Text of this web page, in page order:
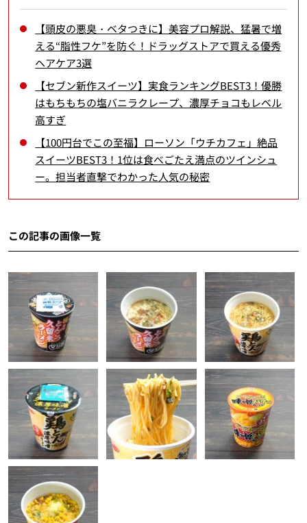
【頭皮の悪臭・ベタつきに】美容プロ解説、猛暑で増
える“脂性フケ”を防ぐ！ドラッグストアで買える優秀
ヘアケア3選
【セブン新作スイーツ】実食ランキングBEST3！優勝
はもちもちの塩バニラクレープ、濃厚チョコもレベル
高すぎ
【100円台でこの至福】ローソン「ウチカフェ」絶品
スイーツBEST3！1位は食べごたえ満点のツインシュ
ー。担当者直撃でわかった人気の秘密
この記事の画像一覧